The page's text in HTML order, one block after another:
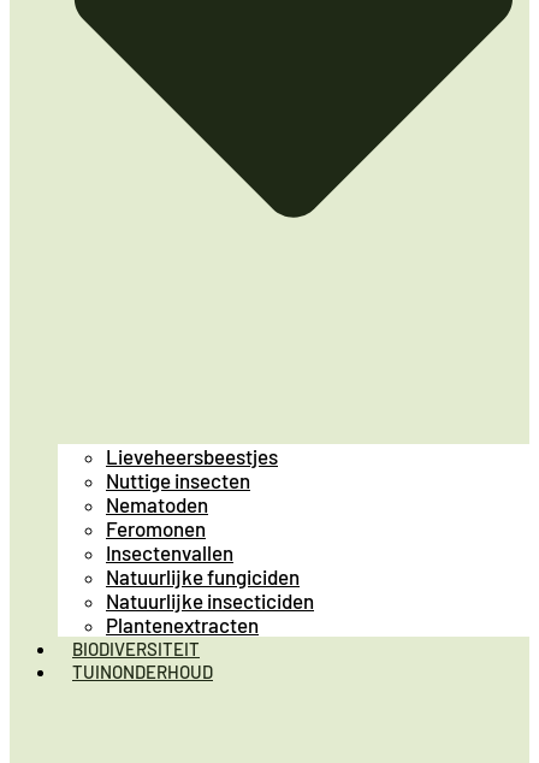
Lieveheersbeestjes
Nuttige insecten
Nematoden
Feromonen
Insectenvallen
Natuurlijke fungiciden
Natuurlijke insecticiden
Plantenextracten
BIODIVERSITEIT
TUINONDERHOUD